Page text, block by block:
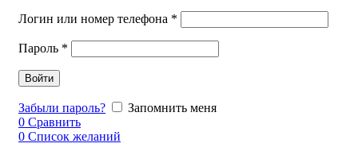
Логин или номер телефона *
Пароль *
Войти
Забыли пароль?
Запомнить меня
0 Сравнить
0 Список желаний